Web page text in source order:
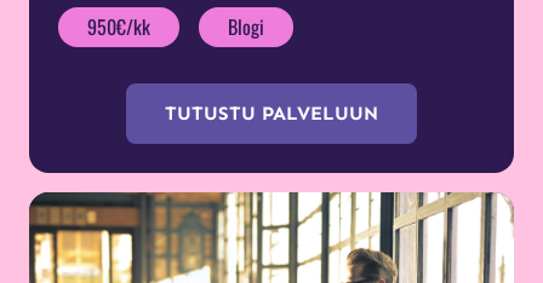
950€/kk Blogi
TUTUSTU PALVELUUN